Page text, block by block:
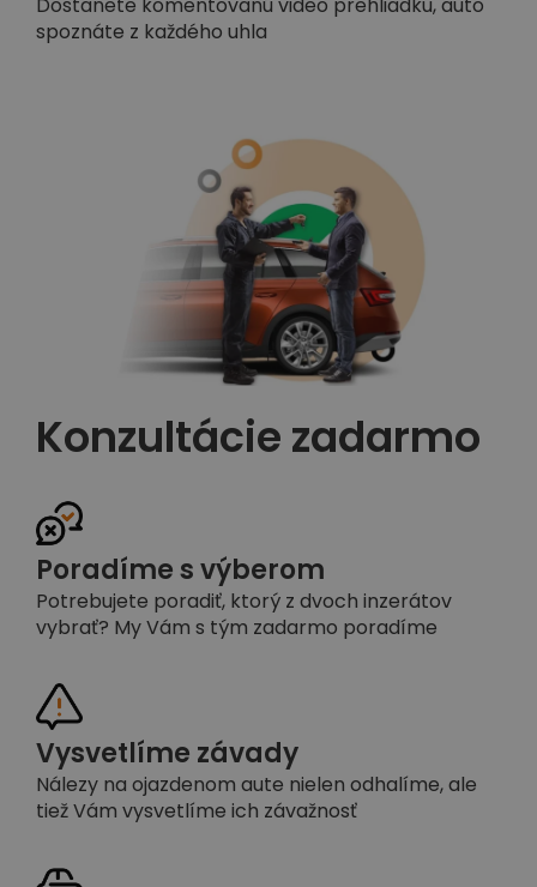
Dostanete komentovanú video prehliadku, auto
spoznáte z každého uhla
Konzultácie zadarmo
Poradíme s výberom
Potrebujete poradiť, ktorý z dvoch inzerátov
vybrať? My Vám s tým zadarmo poradíme
Vysvetlíme závady
Nálezy na ojazdenom aute nielen odhalíme, ale
tiež Vám vysvetlíme ich závažnosť